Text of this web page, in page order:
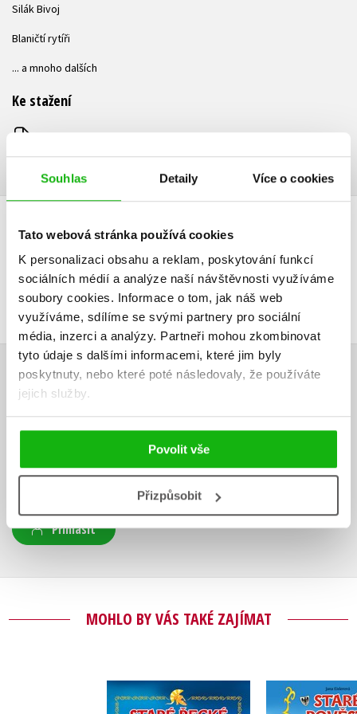
Souhlas Detaily Více o cookies
Tato webová stránka používá cookies
K personalizaci obsahu a reklam, poskytování funkcí
sociálních médií a analýze naší návštěvnosti využíváme
soubory cookies. Informace o tom, jak náš web
využíváme, sdílíme se svými partnery pro sociální
média, inzerci a analýzy. Partneři mohou zkombinovat
tyto údaje s dalšími informacemi, které jim byly
poskytnuty, nebo které poté následovaly, že používáte
jejich služby.
Povolit vše
Přizpůsobit
Silák Bivoj
Blaničtí rytíři
... a mnoho dalších
Ke stažení
AUDIO
HODNOCENÍ ČTENÁŘŮ
V současné době nejsou vytvořena žádná uživatelská hodnocení.
Vaše hodnocení
Uživatelskou recenzi mohou vkládat pouze registrovaní uživatelé
Přihlásit
MOHLO BY VÁS TAKÉ ZAJÍMAT
Staré řecké báje a
Staré